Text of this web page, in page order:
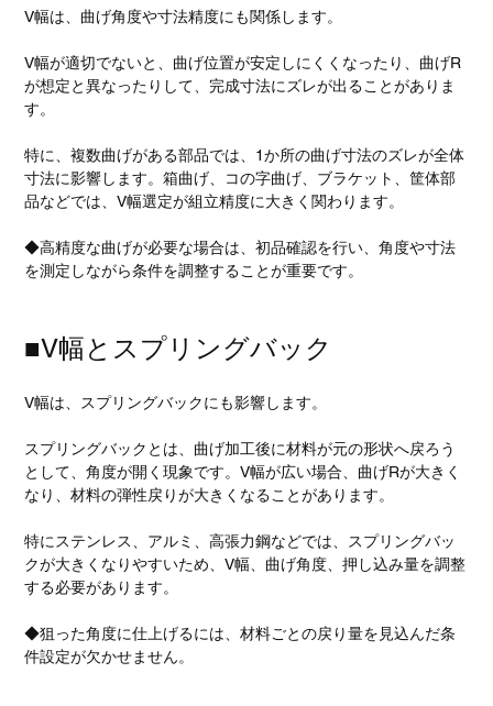
V幅は、曲げ角度や寸法精度にも関係します。
V幅が適切でないと、曲げ位置が安定しにくくなったり、曲げR
が想定と異なったりして、完成寸法にズレが出ることがありま
す。
特に、複数曲げがある部品では、1か所の曲げ寸法のズレが全体
寸法に影響します。箱曲げ、コの字曲げ、ブラケット、筐体部
品などでは、V幅選定が組立精度に大きく関わります。
◆高精度な曲げが必要な場合は、初品確認を行い、角度や寸法
を測定しながら条件を調整することが重要です。
■V幅とスプリングバック
V幅は、スプリングバックにも影響します。
スプリングバックとは、曲げ加工後に材料が元の形状へ戻ろう
として、角度が開く現象です。V幅が広い場合、曲げRが大きく
なり、材料の弾性戻りが大きくなることがあります。
特にステンレス、アルミ、高張力鋼などでは、スプリングバッ
クが大きくなりやすいため、V幅、曲げ角度、押し込み量を調整
する必要があります。
◆狙った角度に仕上げるには、材料ごとの戻り量を見込んだ条
件設定が欠かせません。